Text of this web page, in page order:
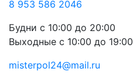
8 953 586 2046
Будни с 10:00 до 20:00
Выходные с 10:00 до 19:00
misterpol24@mail.ru